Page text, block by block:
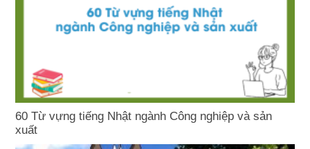
60 Từ vựng tiếng Nhật ngành Công nghiệp và sản
xuất